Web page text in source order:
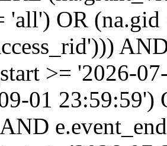
'all') OR
>= '2026-
01 23:59:59')